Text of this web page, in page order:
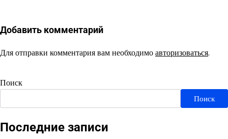
Добавить комментарий
Для отправки комментария вам необходимоавторизоваться.
Поиск
Поиск
Последние записи